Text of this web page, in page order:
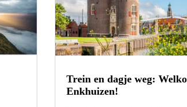
Trein en dagje weg:
Enkhuizen!